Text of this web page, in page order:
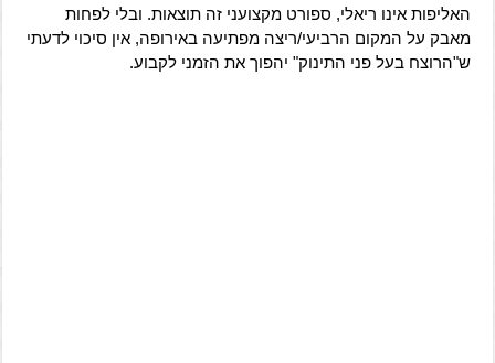
האליפות אינו ריאלי, ספורט מקצועני זה תוצאות. ובלי לפחות
מאבק על המקום הרביעי/ריצה מפתיעה באירופה, אין סיכוי לדעתי
ש"הרוצח בעל פני התינוק" יהפוך את הזמני לקבוע.